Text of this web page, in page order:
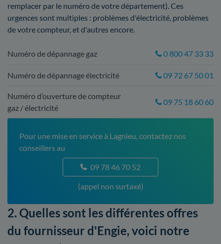
remplacer par le numéro de votre département). Ces
urgences sont multiples : problèmes d'électricité, problèmes
de votre compteur, et d'autres encore.
Numéro de dépannage gaz 0 800 47 33 33
Numéro de dépannage électricité 09 72 67 50 01
Numéro d’ouverture de compteur
gaz / électricité
09 75 18 60 60
Pour une mise en service à Lagnieu, contactez nos
conseillers au
09 78 46 70 52
(appel non surtaxé)
2. Quelles sont les différentes offres
du fournisseur d'Engie, voici notre